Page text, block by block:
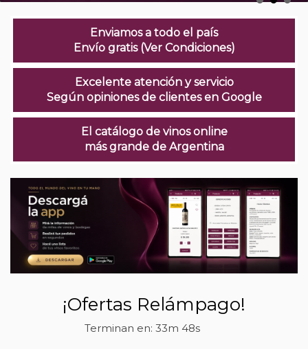
Enviamos a todo el país
Envío gratis (Ver Condiciones)
Excelente atención y servicio
Según opiniones de clientes en Google
El catálogo de vinos online
más grande de Argentina
¡Ofertas Relámpago!
Terminan en: 33m 47s